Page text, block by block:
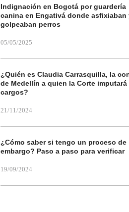
Indignación en Bogotá por guardería
canina en Engativá donde asfixiaban
golpeaban perros
05/05/2025
¿Quién es Claudia Carrasquilla, la
de Medellín a quien la Corte imputará
cargos?
21/11/2024
¿Cómo saber si tengo un proceso de
embargo? Paso a paso para verificar
19/09/2024